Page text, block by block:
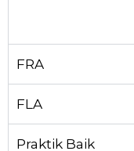
FRA
FLA
Praktik Baik